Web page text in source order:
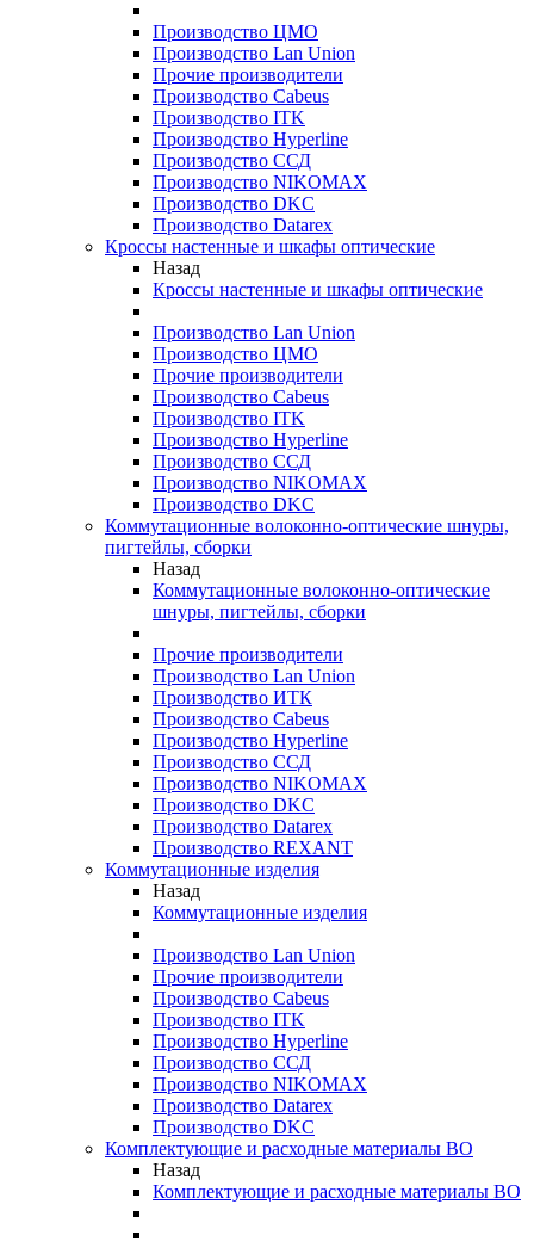
Производство ЦМО
Производство Lan Union
Прочие производители
Производство Cabeus
Производство ITK
Производство Hyperline
Производство ССД
Производство NIKOMAX
Производство DKC
Производство Datarex
Кроссы настенные и шкафы оптические
Назад
Кроссы настенные и шкафы оптические
Производство Lan Union
Производство ЦМО
Прочие производители
Производство Cabeus
Производство ITK
Производство Hyperline
Производство ССД
Производство NIKOMAX
Производство DKC
Коммутационные волоконно-оптические шнуры,
пигтейлы, сборки
Назад
Коммутационные волоконно-оптические
шнуры, пигтейлы, сборки
Прочие производители
Производство Lan Union
Производство ИТК
Производство Cabeus
Производство Hyperline
Производство ССД
Производство NIKOMAX
Производство DKC
Производство Datarex
Производство REXANT
Коммутационные изделия
Назад
Коммутационные изделия
Производство Lan Union
Прочие производители
Производство Cabeus
Производство ITK
Производство Hyperline
Производство ССД
Производство NIKOMAX
Производство Datarex
Производство DKC
Комплектующие и расходные материалы ВО
Назад
Комплектующие и расходные материалы ВО